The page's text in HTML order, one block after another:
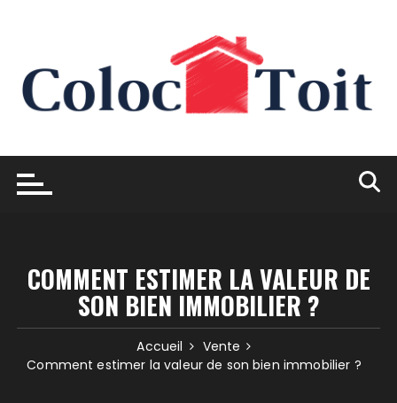
COMMENT ESTIMER LA VALEUR DE
SON BIEN IMMOBILIER ?
Accueil
Vente
Comment estimer la valeur de son bien immobilier ?